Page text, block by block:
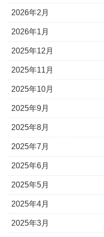
2026年2月
2026年1月
2025年12月
2025年11月
2025年10月
2025年9月
2025年8月
2025年7月
2025年6月
2025年5月
2025年4月
2025年3月